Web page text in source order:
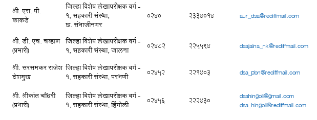
श्री. एस. पी.
काकडे
जिल्हा विशेष लेखापरीक्षक वर्ग -
1, सहकारी संस्था,
छ. संभाजीनगर
0240 2334014 aur_dsa@rediffmail.com
श्री. डी. एच. चव्हाण
(प्रभारी)
जिल्हा विशेष लेखापरीक्षक वर्ग -
1, सहकारी संस्था, जालना 02482 225594
dsajalna_nk@rediffmail.com
श्री. सरसमकर राजेश
देशमुख
जिल्हा विशेष लेखापरीक्षक वर्ग -
1, सहकारी संस्था, परभणी 02452 221403 dsa_pbn@rediffmail.com
श्री. श्रीकांत चौधरी
(प्रभारी)
जिल्हा विशेष लेखापरीक्षक वर्ग -
1, सहकारी संस्था, हिंगोली 02456 222430 dsahingoli@gmail.com
dsa_hingoli@rediffmail.com